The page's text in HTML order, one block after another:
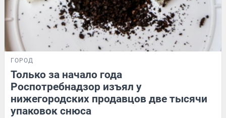
ГОРОД
Только за начало года
Роспотребнадзор изъял у
нижегородских продавцов две тысячи
упаковок снюса